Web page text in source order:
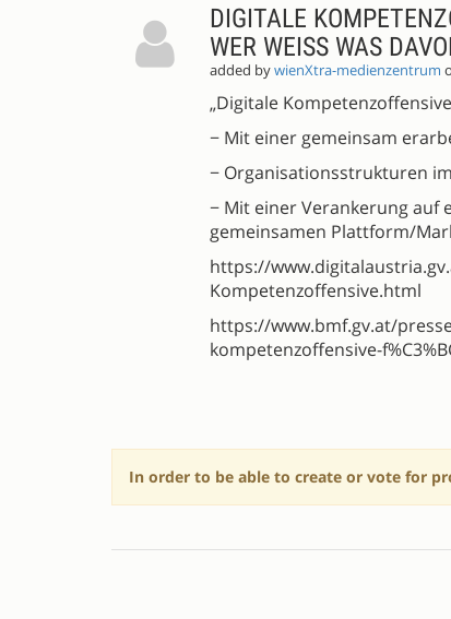
DIGITALE
WER WEISS WAS
added bywienXtra-medienzentrum
„Digitale
− Mit einer gemeinsam
− Organisationsstrukturen
− Mit einer Verankerung auf
gemeinsamen Plattform/
https://
Kompetenzoffensive.html
https://www.bmf.gv.at/
kompetenzoffensive-
In order to be able to create or vote for